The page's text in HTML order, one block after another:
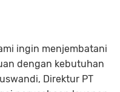
ingin menjembatani
dengan kebutuhan
Direktur PT